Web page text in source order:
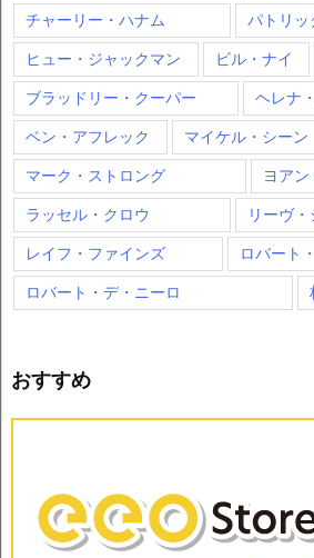
チャーリー・ハナム パトリッ
ヒュー・ジャックマン ビル・ナイ
ブラッドリー・クーパー ヘレナ
ベン・アフレック マイケル・シーン
マーク・ストロング ヨア
ラッセル・クロウ リーヴ
レイフ・ファインズ ロバート
ロバート・デ・ニーロ
おすすめ